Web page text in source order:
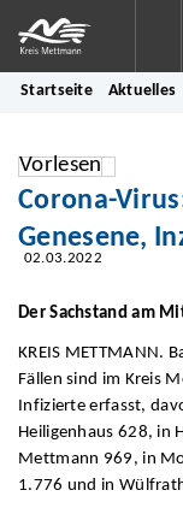
Startseite Aktuelles
Vorlesen
Corona-
Genesene,
02.03.2022
Der Sachstand am
KREIS METTMANN.
Fällen sind im Kreis
Infizierte erfasst,
Heiligenhaus 628, in
Mettmann 969, in
1.776 und in